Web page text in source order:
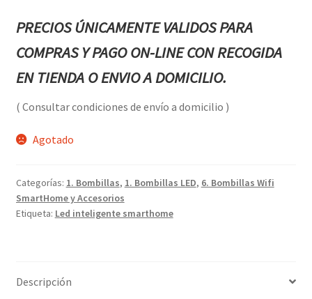
PRECIOS ÚNICAMENTE VALIDOS PARA
COMPRAS Y PAGO ON-LINE CON RECOGIDA
EN TIENDA O ENVIO A DOMICILIO.
( Consultar condiciones de envío a domicilio )
Agotado
Categorías: 1. Bombillas, 1. Bombillas LED, 6. Bombillas Wifi
SmartHome y Accesorios
Etiqueta: Led inteligente smarthome
Descripción